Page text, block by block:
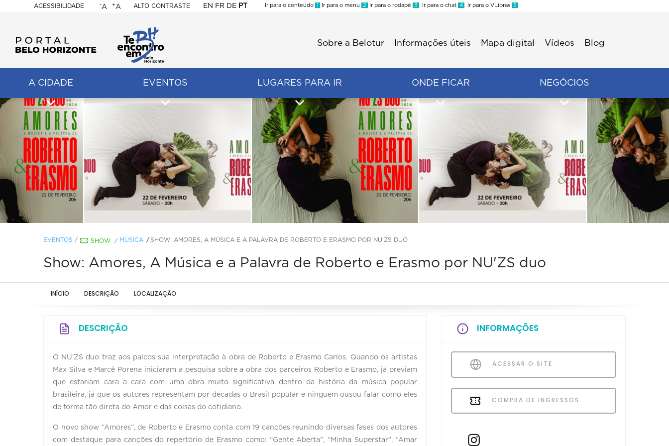
ACESSIBILIDADE
BELO
HORIZONTE
-A +A ALTO CONTRASTE EN FR DE PT
Ir para o conteúdo 1 Ir para o menu 2 Ir para o rodapé 3 Ir para o chat 4 Ir para o VLibras 5
Sobre a Belotur Informações úteis Mapa digital Vídeos Blog
A CIDADE EVENTOS LUGARES PARA IR ONDE FICAR NEGÓCIOS
EVENTOS / SHOW / MÚSICA SHOW: AMORES, A MÚSICA E A PALAVRA DE ROBERTO E ERASMO POR NU'ZS DUO
Show: Amores, A Música e a Palavra de Roberto e Erasmo por NU'ZS duo
INÍCIO DESCRIÇÃO LOCALIZAÇÃO
DESCRIÇÃO
O NU’ZS duo traz aos palcos sua interpretação à obra de Roberto e Erasmo Carlos. Quando os artistas
Max Silva e Marcê Porena iniciaram a pesquisa sobre a obra dos parceiros Roberto e Erasmo, já previam
que estariam cara a cara com uma obra muito significativa dentro da história da música popular
brasileira, já que os autores representam por décadas o Brasil popular e ninguém ousou falar como eles
de forma tão direta do Amor e das coisas do cotidiano.
O novo show “Amores”, de Roberto e Erasmo conta com 19 canções reunindo diversas fases dos autores
com destaque para canções do repertório de Erasmo como: “Gente Aberta”, “Minha Superstar”, “Amar
INFORMAÇÕES
ACESSAR O SITE
COMPRA DE INGRESSOS